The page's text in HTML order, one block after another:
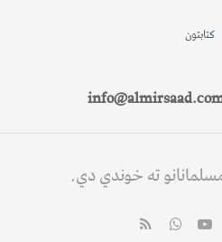
کتابتون
ته خوندي دي.